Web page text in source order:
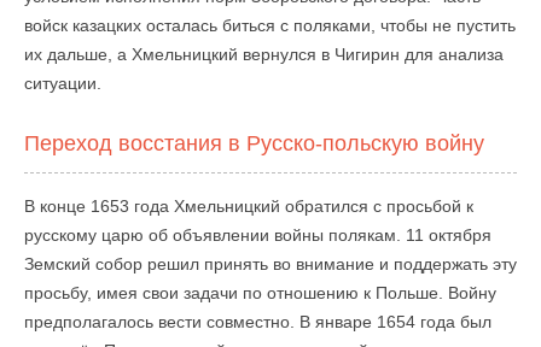
войск казацких осталась биться с поляками, чтобы не пустить
их дальше, а Хмельницкий вернулся в Чигирин для анализа
ситуации.
Переход восстания в Русско-польскую войну
В конце 1653 года Хмельницкий обратился с просьбой к
русскому царю об объявлении войны полякам. 11 октября
Земский собор решил принять во внимание и поддержать эту
просьбу, имея свои задачи по отношению к Польше. Войну
предполагалось вести совместно. В январе 1654 года был